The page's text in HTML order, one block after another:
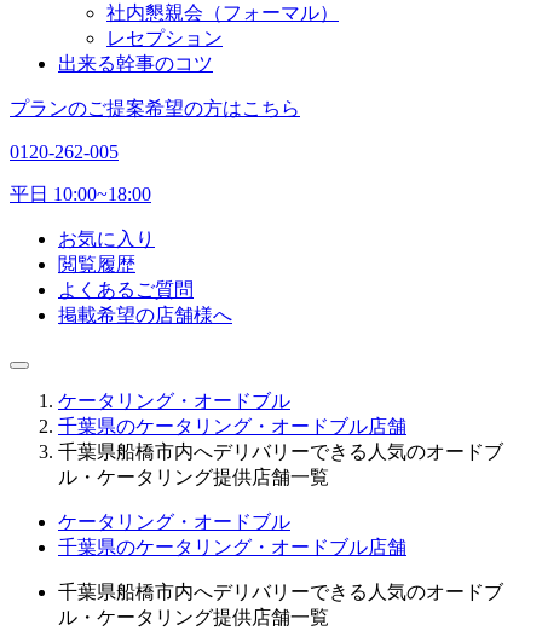
社内懇親会（フォーマル）
レセプション
出来る幹事のコツ
プランのご提案希望の方はこちら
0120-262-005
平日 10:00~18:00
お気に入り
閲覧履歴
よくあるご質問
掲載希望の店舗様へ
ケータリング・オードブル
千葉県のケータリング・オードブル店舗
千葉県船橋市内へデリバリーできる人気のオードブ
ル・ケータリング提供店舗一覧
ケータリング・オードブル
千葉県のケータリング・オードブル店舗
千葉県船橋市内へデリバリーできる人気のオードブ
ル・ケータリング提供店舗一覧